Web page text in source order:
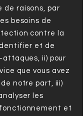
de raisons, par
besoins de
contre la
et de
ii) pour
que vous avez
notre part, iii)
les
et